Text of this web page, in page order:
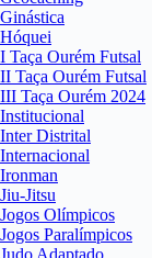
Ginástica
Hóquei
I Taça Ourém Futsal
II Taça Ourém Futsal
III Taça Ourém 2024
Institucional
Inter Distrital
Internacional
Ironman
Jiu-Jitsu
Jogos Olímpicos
Jogos Paralímpicos
Judo Adaptado